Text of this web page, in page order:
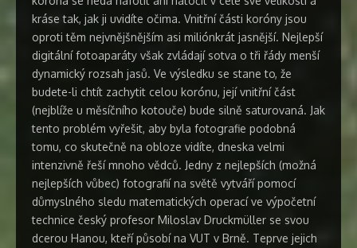
kráse tak, jak ji uvidíte očima. Vnitřní části koróny jsou
oproti těm nejvnějšnějším asi miliónkrát jasnější. Nejlepší
digitální fotoaparáty však zvládají sotva o tři řády menší
dynamický rozsah jasů. Ve výsledku se stane to, že
budete-li chtít zachytit celou korónu, její vnitřní část
(nejblíže u měsíčního kotouče) bude silně saturovaná. Jak
tento problém vyřešit, aby byla fotografie podobná
tomu, co skutečně na obloze vidíte, dneska velmi
intenzivně řeší mnoho vědců. Jedny z nejlepších (možná
nejlepších vůbec) fotografií na světě vytváří pomocí
důmyslného sledu matematických operací ve výpočetní
technice český profesor Miloslav Druckmüller se svou
dcerou Hanou, kteří působí na VUT v Brně. Teprve jejich